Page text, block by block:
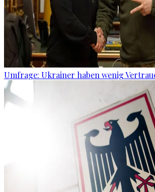
Umfrage: Ukrainer haben wenig